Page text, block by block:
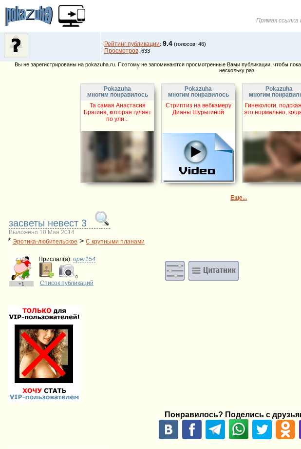
Прямая ссылка
Рейтинг публикации: 9.4 (голосов: 46)
Просмотров: 633
Вы не зарегистрированы на pokazuha.ru. Поэтому не запоминаются просмотренные Вами публикации, чтобы
нескольку раз.
Pokazuha
многим понравилось
Та самая Анастасия
Брагина, которая гуляет
по ули...
Pokazuha
многим понравилось
Стриптиз на вебкамеру
Дианы Шурыгиной
Pokazuha
многим
Гинекологи,
это нормально,
Еще...
засветы невест 3
Выложено 10 Мая 2014
* Эротика-любительское > С крупными планами
+1
Прислал(a): oper154
0
Список публикаций
Понравилось? Поделись с